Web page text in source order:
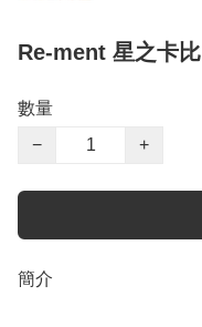
Re-ment 星之卡
數量
−
+
簡介